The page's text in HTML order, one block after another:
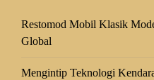
Restomod Mobil Klasik
Global
Mengintip Teknologi